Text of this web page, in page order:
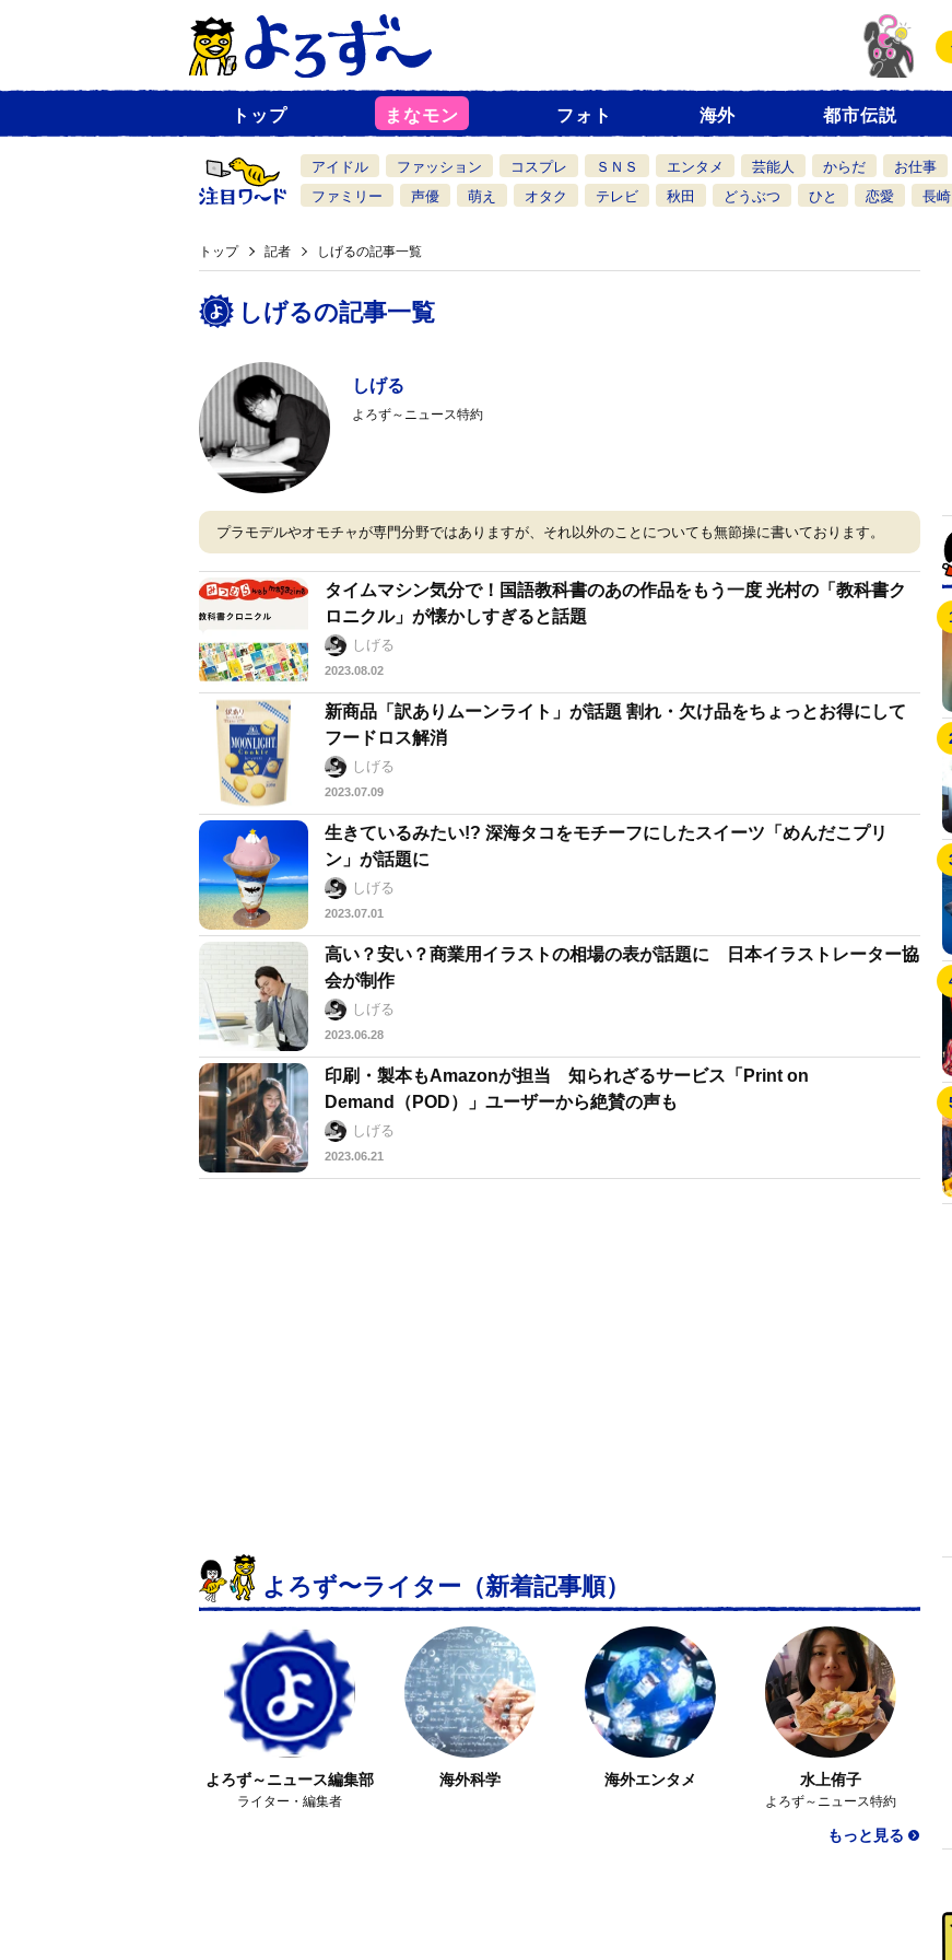
ュ
一
覧
トップ まなモン フォト 海外 都市伝説
アイドル ファッション コスプレ ＳＮＳ エンタメ 芸能人 からだ お仕事
ファミリー
声優 萌え オタク テレビ 秋田 どうぶつ ひと 恋愛 長崎
トップ 記者 しげるの記事一覧
しげるの記事一覧
しげる
よろず～ニュース特約
プラモデルやオモチャが専門分野ではありますが、それ以外のことについても無節操に書いております。
タイムマシン気分で！国語教科書のあの作品をもう一度 光村の「教科書ク
ロニクル」が懐かしすぎると話題
しげる
2023.08.02
新商品「訳ありムーンライト」が話題 割れ・欠け品をちょっとお得にして
フードロス解消
しげる
2023.07.09
生きているみたい!? 深海タコをモチーフにしたスイーツ「めんだこプリ
ン」が話題に
しげる
2023.07.01
高い？安い？商業用イラストの相場の表が話題に 日本イラストレーター協
会が制作
しげる
2023.06.28
印刷・製本もAmazonが担当 知られざるサービス「Print on
Demand（POD）」ユーザーから絶賛の声も
しげる
2023.06.21
よろず〜ライター （新着記事順）
よろず～ニュース編集部
ライター・編集者
海外科学 海外エンタメ 水上侑子
よろず～ニュース特約
もっと見る